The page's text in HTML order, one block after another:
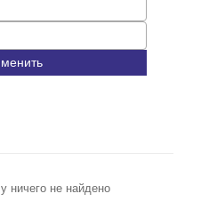
ничего не найдено